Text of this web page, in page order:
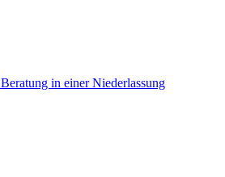
Beratung in einer Niederlassung